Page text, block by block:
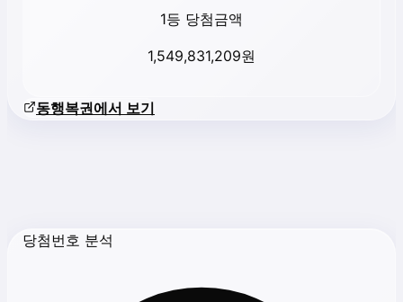
1등 당첨금액
1,549,831,209원
동행복권에서 보기
당첨번호 분석